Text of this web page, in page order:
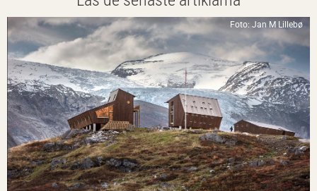
Foto: Jan M Lillebø